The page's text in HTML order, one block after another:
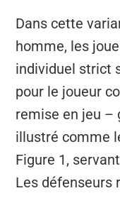
Dans cette
homme, les
individuel strict
pour le joueur
remise en jeu –
illustré comme
Figure 1,
Les défenseurs